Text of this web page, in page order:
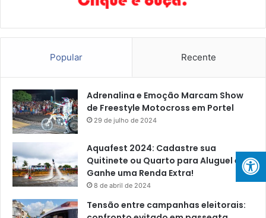
Popular Recente
Adrenalina e Emoção Marcam Show
de Freestyle Motocross em Portel
29 de julho de 2024
Aquafest 2024: Cadastre sua
Quitinete ou Quarto para Aluguel e
Ganhe uma Renda Extra!
8 de abril de 2024
Tensão entre campanhas eleitorais: